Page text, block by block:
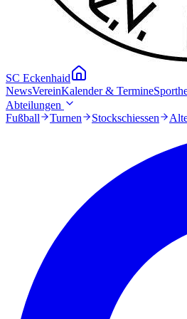
SC Eckenhaid
NewsVereinKalender & Termine
Abteilungen
Fußball
Turnen Stockschiessen